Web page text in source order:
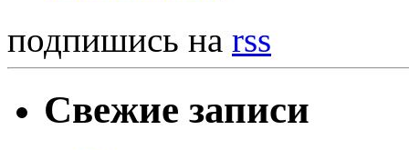
подпишись на rss
Свежие записи